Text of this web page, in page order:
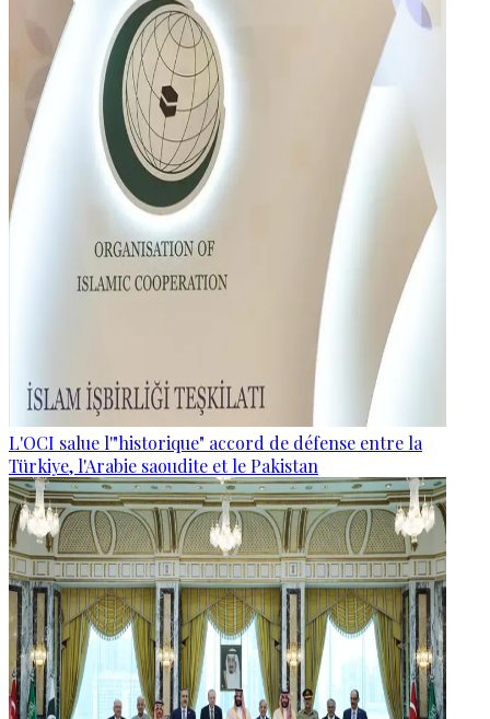
L'OCI salue l'"historique" accord de défense entre la
Türkiye, l'Arabie saoudite et le Pakistan